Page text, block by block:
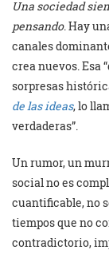
Una sociedad
pensando. Hay
canales
crea nuevos. Esa
sorpresas
de las ideas, lo
verdaderas”.
Un rumor, un
social no es
cuantificable, no
tiempos que no
contradictorio,